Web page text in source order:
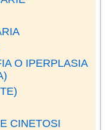
O IPERPLASIA
CINETOSI